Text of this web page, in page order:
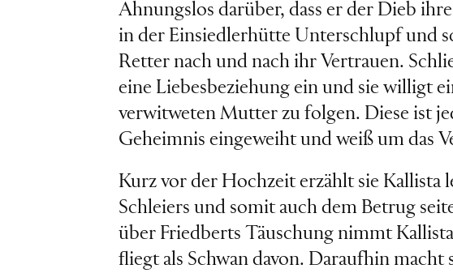
Ahnungslos darüber, dass er der Dieb
in der Einsiedlerhütte Unterschlupf und
Retter nach und nach ihr Vertrauen.
eine Liebesbeziehung ein und sie willigt
verwitweten Mutter zu folgen. Diese ist
Geheimnis eingeweiht und weiß um das
Kurz vor der Hochzeit erzählt sie Kallista
Schleiers und somit auch dem Betrug
über Friedberts Täuschung nimmt
fliegt als Schwan davon. Daraufhin macht